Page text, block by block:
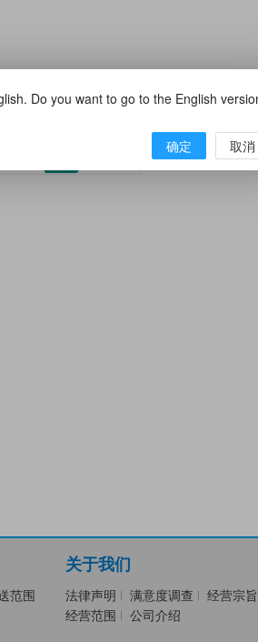
范围
关于我们
法律声明 满意度调查
经营宗旨
经营范围
公司介绍
Do you want to go to the English
确定 取消